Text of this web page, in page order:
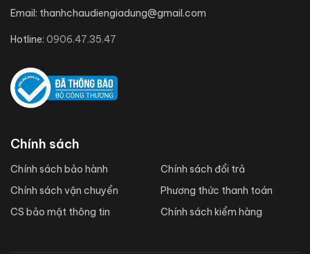
Email: thanhchaudiengiadung@gmail.com
Hotline: 0906.47.35.47
Chính sách
Chính sách bảo hành
Chính sách vận chuyển
CS bảo mật thông tin
Chính sách đổi trả
Phương thức thanh toán
Chính sách kiểm hàng